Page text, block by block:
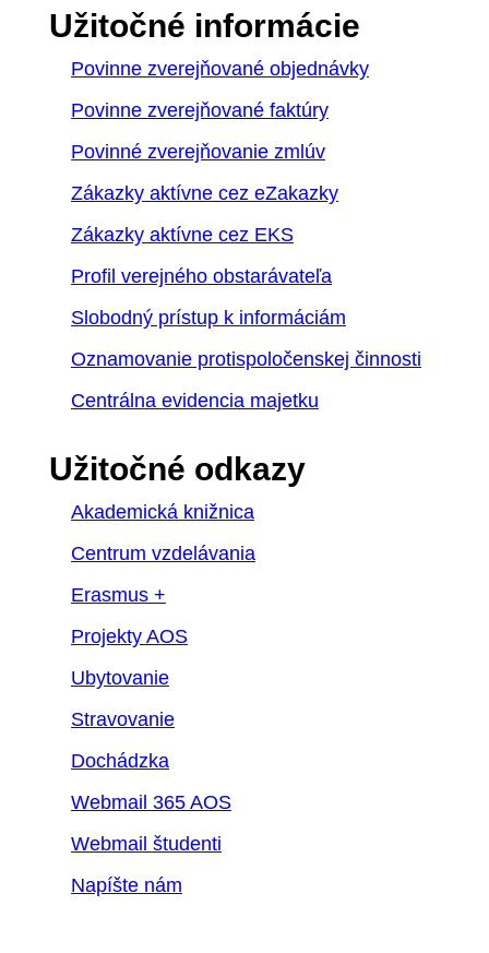
Užitočné informácie
Povinne zverejňované objednávky
Povinne zverejňované faktúry
Povinné zverejňovanie zmlúv
Zákazky aktívne cez eZakazky
Zákazky aktívne cez EKS
Profil verejného obstarávateľa
Slobodný prístup k informáciám
Oznamovanie protispoločenskej činnosti
Centrálna evidencia majetku
Užitočné odkazy
Akademická knižnica
Centrum vzdelávania
Erasmus +
Projekty AOS
Ubytovanie
Stravovanie
Dochádzka
Webmail 365 AOS
Webmail študenti
Napíšte nám